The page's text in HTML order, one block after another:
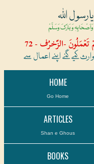
اللہ
وَبَارَکَ وَسَلَّمْ
-الزّخرُف - 72
کیے گئے اپنے اعمال سے
HOME
Go Home
ARTICLES
Shan e Ghous
BOOKS